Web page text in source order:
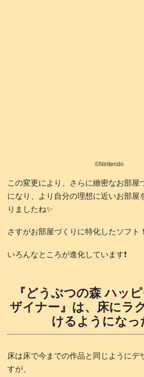
©️Nintendo
この変更により、さらに緻密なお部屋
になり、より自分の理想に近いお部屋
りましたね✨
さすがお部屋づくりに特化したソフト！
いろんなところが進化しています❗️
『どうぶつの森 ハッ
ザイナー』は、床にラ
けるようになっ
床は床で今までの作品と同じようにデ
すが、